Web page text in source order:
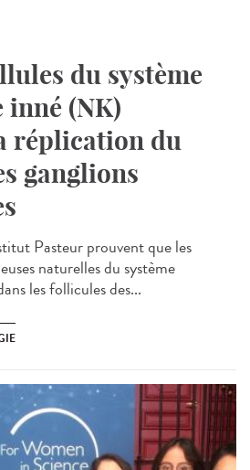
du système
(NK)
réplication du
ganglions
Pasteur prouvent que les
naturelles du système
les follicules des...